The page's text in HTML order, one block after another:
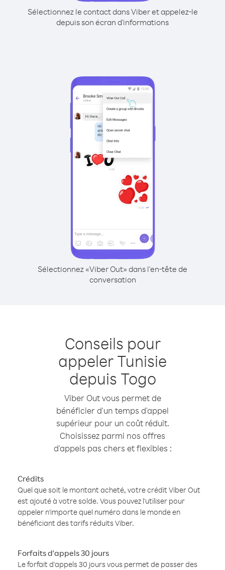
Sélectionnez le contact dans Viber et appelez-le
depuis son écran d'informations
Sélectionnez «Viber Out» dans l'en-tête de
conversation
Conseils pour
appeler Tunisie
depuis Togo
Viber Out vous permet de
bénéficier d'un temps d'appel
supérieur pour un coût réduit.
Choisissez parmi nos offres
d'appels pas chers et flexibles :
Crédits
Quel que soit le montant acheté, votre crédit Viber Out
est ajouté à votre solde. Vous pouvez l'utiliser pour
appeler n'importe quel numéro dans le monde en
bénéficiant des tarifs réduits Viber.
Forfaits d'appels 30 jours
Le forfait d'appels 30 jours vous permet de passer des